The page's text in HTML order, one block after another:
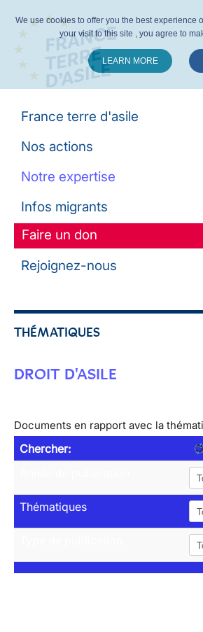
France terre d'asile
Nos actions
Notre expertise
Infos migrants
Faire un don
Rejoignez-nous
THÉMATIQUES
DROIT D'ASILE
Documents en rapport avec la
Chercher:
Thématiques
We use cookies to offer you the best experience
your visit to this site , you agree to
LEARN MORE